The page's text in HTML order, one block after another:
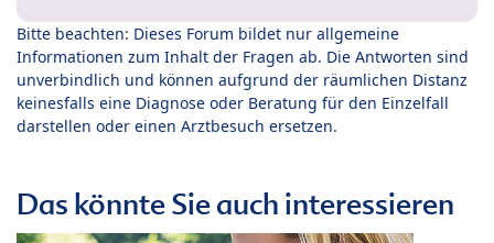
Bitte beachten: Dieses Forum bildet nur allgemeine
Informationen zum Inhalt der Fragen ab. Die Antworten sind
unverbindlich und können aufgrund der räumlichen Distanz
keinesfalls eine Diagnose oder Beratung für den Einzelfall
darstellen oder einen Arztbesuch ersetzen.
Das könnte Sie auch interessieren